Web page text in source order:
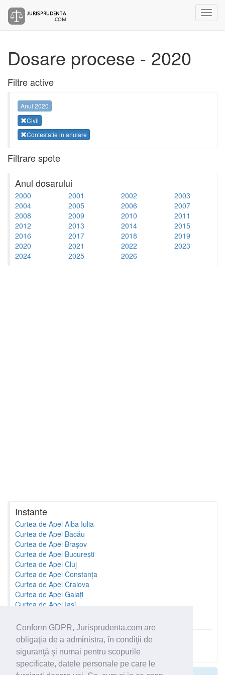
Conform GDPR, Jurisprudenta.com are
obligaţia de a administra, în condiţii de
siguranţă şi numai pentru scopurile
specificate, datele personale pe care le
Dosare procese - 2020
Filtre active
Anul 2020
Civil
Contestatie in anulare
Filtrare spete
Anul dosarului
2000 2001 2002
2003
2004
2005 2006
2007
2008
2009 2010
2011
2012
2013 2014
2015
2016
2017 2018
2019
2020
2021 2022
2023
2024
2025 2026
Instante
Curtea de Apel Alba Iulia
Curtea de Apel Bacău
Curtea de Apel Brașov
Curtea de Apel București
Curtea de Apel Cluj
Curtea de Apel Constanța
Curtea de Apel Craiova
Curtea de Apel Galați
Curtea de Apel Iași
Toate instantele